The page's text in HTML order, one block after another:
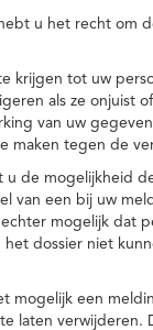
u het recht om
krijgen tot uw
als ze onjuist
van uw
maken tegen de
de mogelijkheid
van een bij uw
mogelijk dat
het dossier niet
mogelijk een
laten verwijderen.